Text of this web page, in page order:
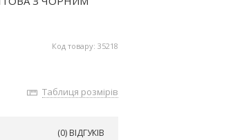
Код товару: 35218
Таблиця розмірів
(0) ВІДГУКІВ